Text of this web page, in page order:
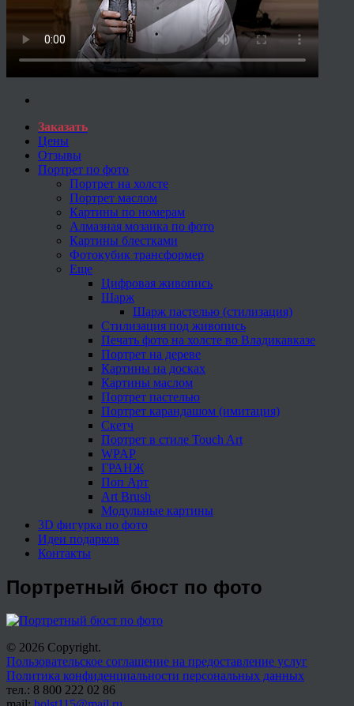
Заказать
Цены
Отзывы
Портрет по фото
Портрет на холсте
Портрет маслом
Картины по номерам
Алмазная мозаика по фото
Картины блестками
Фотокубик трансформер
Еще
Цифровая живопись
Шарж
Шарж пастелью (стилизация)
Стилизация под живопись
Печать фото на холсте во Владикавказе
Портрет на дереве
Картины на досках
Картины маслом
Портрет пастелью
Портрет карандашом (имитация)
Скетч
Портрет в стиле Touch Art
WPAP
ГРАНЖ
Поп Арт
Art Brush
Модульные картины
3D фигурка по фото
Идеи подарков
Контакты
Портретный бюст по фото
© 2026 Copyright.
Пользовательское соглашение на предоставление услуг
Политика конфиденциальности персональных данных
тел.: 8 800 222 02 86